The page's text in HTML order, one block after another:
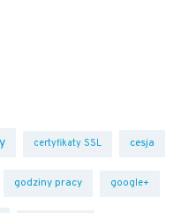
certyfikaty SSL cesja
godziny pracy google+